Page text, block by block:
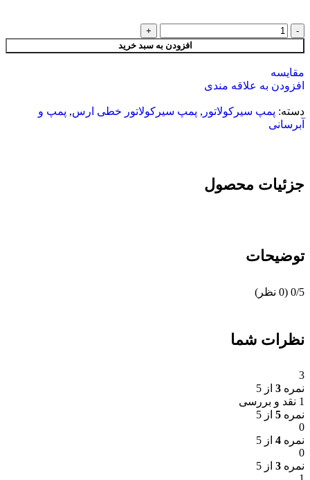
افزودن به سبد خرید
مقایسه
افزودن به علاقه مندی
دسته: پمپ سیرکولاتور , پمپ سیرکولاتور خطی ارس, پمپ و
آبرسانی
جزئیات محصول
توضیحات
‫0/5 ‫(0 نظر)
نظرات شما
3
نمره 3 از 5
1 نقد و بررسی
نمره 5 از 5
0
نمره 4 از 5
0
نمره 3 از 5